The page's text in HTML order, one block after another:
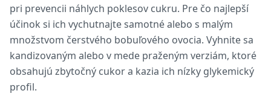
pri prevencii náhlych poklesov cukru. Pre čo najlepší
účinok si ich vychutnajte samotné alebo s malým
množstvom čerstvého bobuľového ovocia. Vyhnite sa
kandizovaným alebo v mede praženým verziám, ktoré
obsahujú zbytočný cukor a kazia ich nízky glykemický
profil.